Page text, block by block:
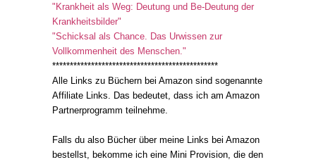
"Krankheit als Weg: Deutung und Be-Deutung der
Krankheitsbilder"
"Schicksal als Chance. Das Urwissen zur
Vollkommenheit des Menschen."
***********************************************
Alle Links zu Büchern bei Amazon sind sogenannte
Affiliate Links. Das bedeutet, dass ich am Amazon
Partnerprogramm teilnehme.
Falls du also Bücher über meine Links bei Amazon
bestellst, bekomme ich eine Mini Provision, die den